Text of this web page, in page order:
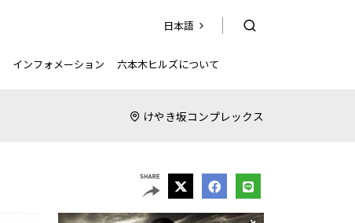
日本語 日本語
インフォメーション 六本木ヒルズについて
けやき坂コンプレックス